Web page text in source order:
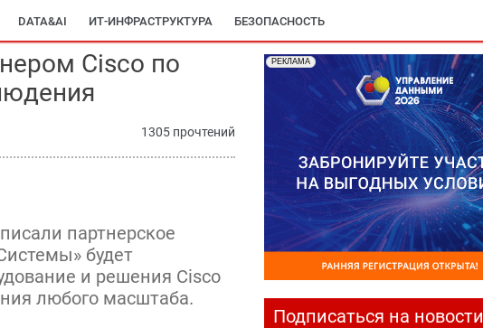
DATA&AI ИТ-ИНФРАСТРУКТУРА БЕЗОПАСНОСТЬ
Cisco по
1305 прочтений
партнерское
будет
и решения Cisco
любого масштаба.
РЕКЛАМА
Подписаться на новости